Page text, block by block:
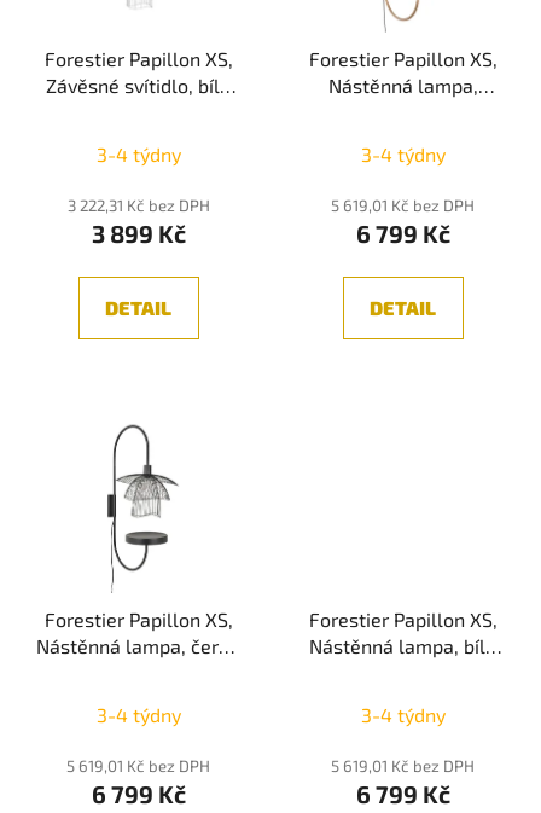
Forestier Papillon XS,
Závěsné svítidlo, bílá
3-4 týdny
3 222,31 Kč bez DPH
3 899 Kč
DETAIL
Forestier Papillon XS,
Nástěnná lampa,
3-4 týdny
5 619,01 Kč bez DPH
6 799 Kč
DETAIL
Forestier Papillon XS,
Nástěnná lampa, černá
3-4 týdny
5 619,01 Kč bez DPH
6 799 Kč
Forestier Papillon XS,
Nástěnná lampa, bílá
3-4 týdny
5 619,01 Kč bez DPH
6 799 Kč